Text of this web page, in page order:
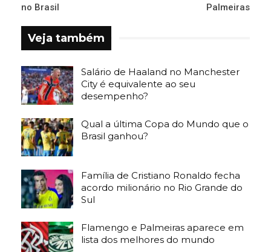
no Brasil
Palmeiras
Veja também
Salário de Haaland no Manchester
City é equivalente ao seu
desempenho?
Qual a última Copa do Mundo que o
Brasil ganhou?
Família de Cristiano Ronaldo fecha
acordo milionário no Rio Grande do
Sul
Flamengo e Palmeiras aparece em
lista dos melhores do mundo